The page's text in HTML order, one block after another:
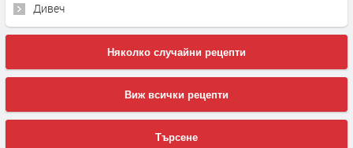
Дивеч
Няколко случайни рецепти
Виж всички рецепти
Търсене